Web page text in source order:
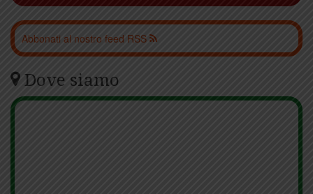
Abbonati al nostro feed RSS
Dove siamo